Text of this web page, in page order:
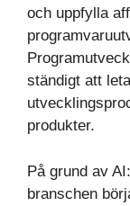
och uppfylla
ständigt att
produkter.
På grund av
branschen